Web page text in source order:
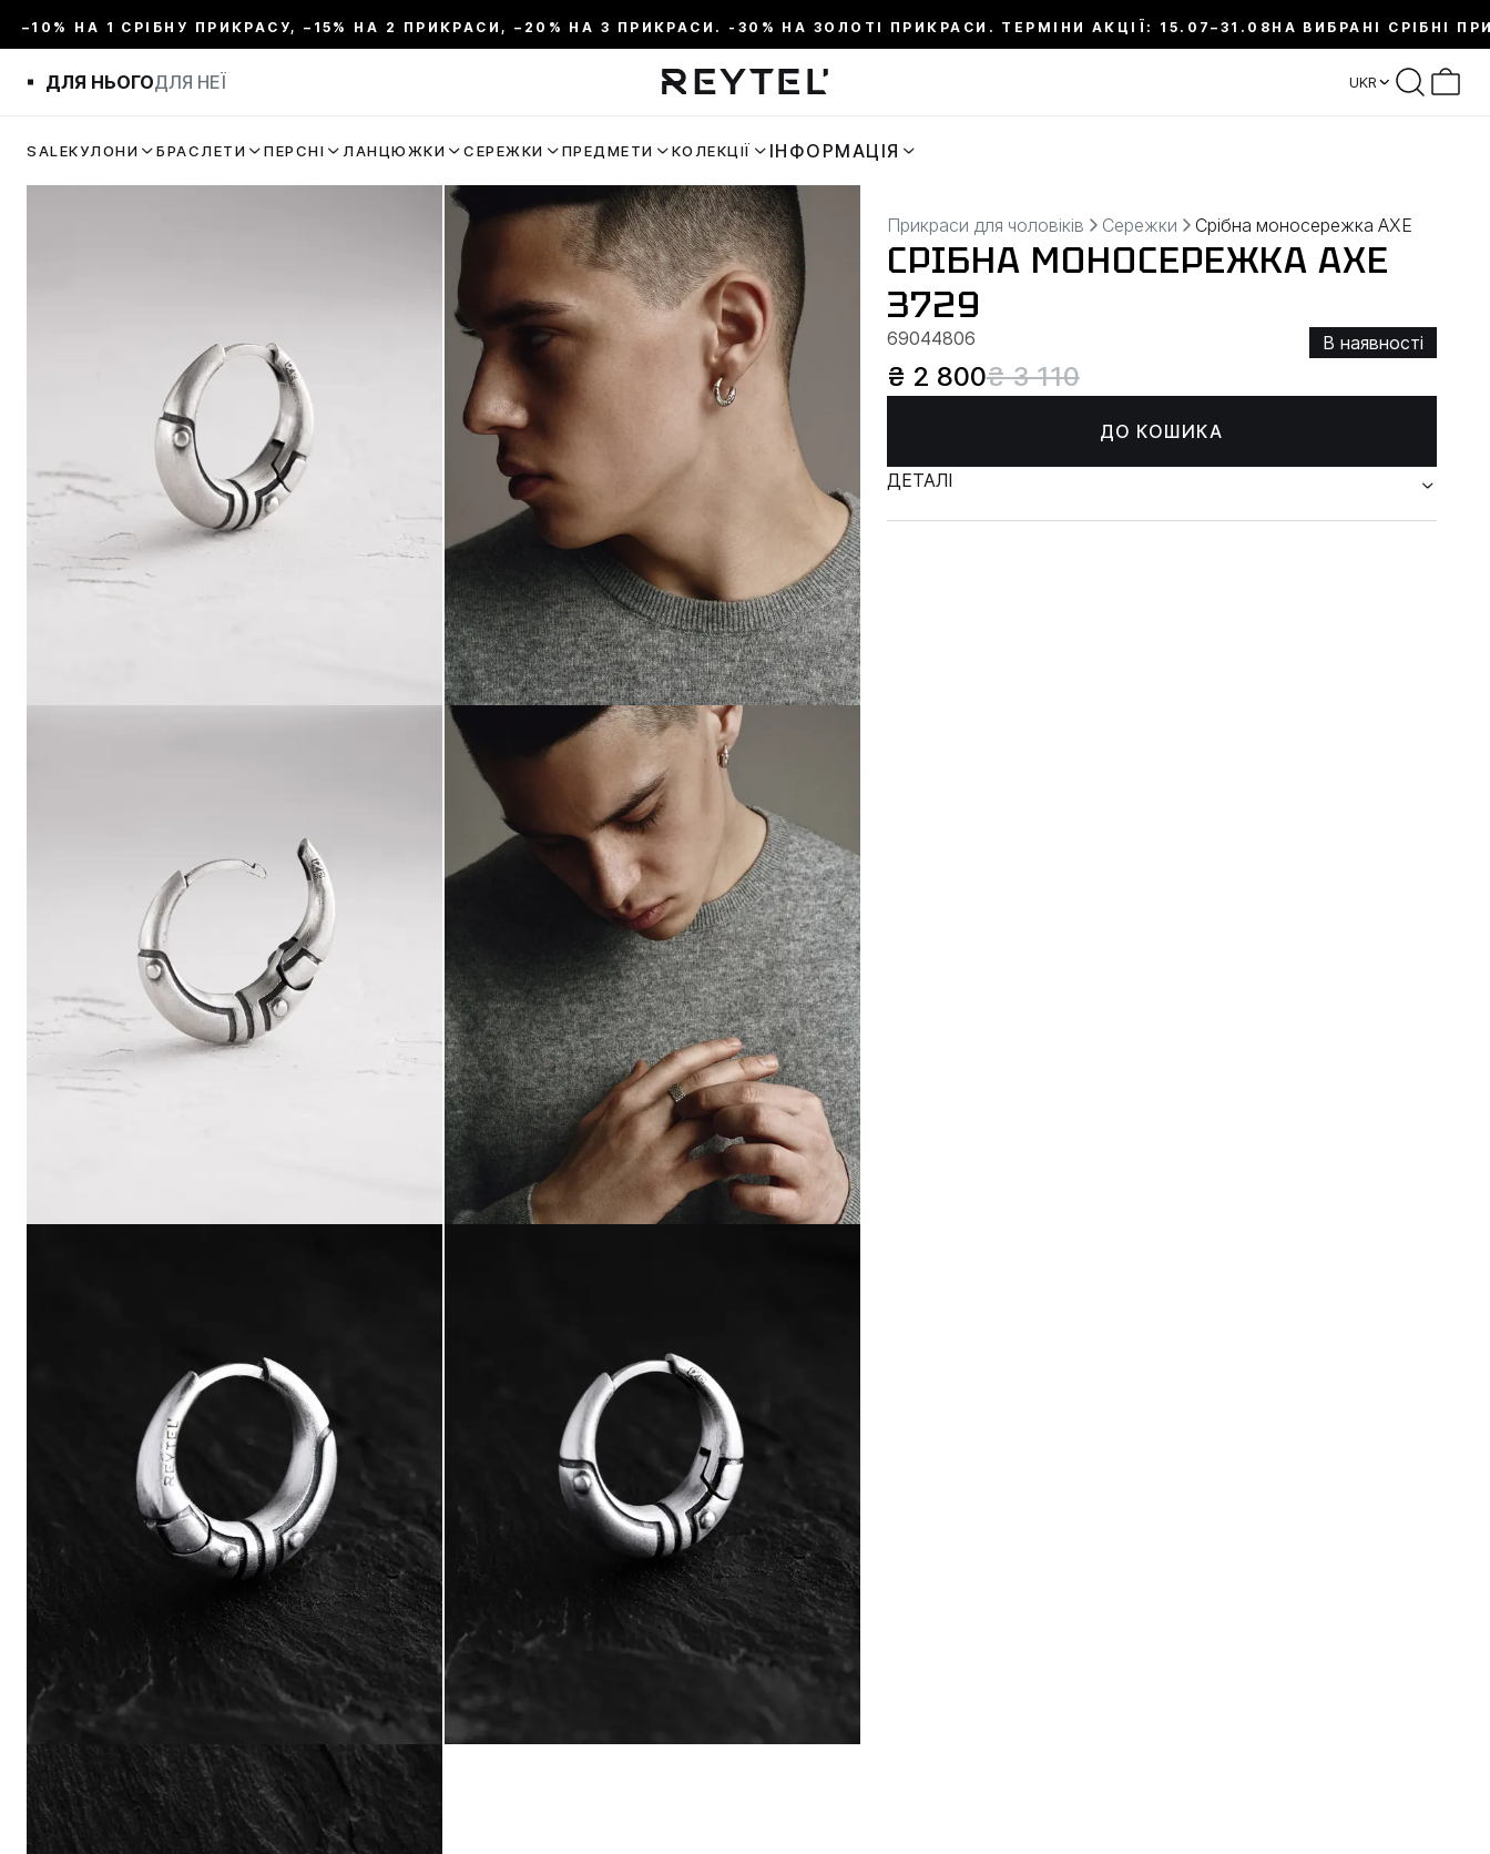
–10% НА 1 СРІБНУ ПРИКРАСУ, –15% НА 2 ПРИКРАСИ, –20% НА 3 ПРИКРАСИ. -30% НА ЗОЛОТІ ПРИКРАСИ. ТЕРМІНИ АКЦІЇ: 15.07–31.08 НА ВИБРАНІ СРІБНІ
ДЛЯ НЬОГОДЛЯ НЕЇ UKR
SALEКУЛОНИ БРАСЛЕТИ ПЕРСНІ ЛАНЦЮЖКИ СЕРЕЖКИ ПРЕДМЕТИ КОЛЕКЦІЇ ІНФОРМАЦІЯ
Прикраси для чоловіків Сережки Срібна моносережка AXE
СРІБНА МОНОСЕРЕЖКА AXE
3729
69044806 В наявності
₴ 2 800₴ 3 110
ДО КОШИКА
ДЕТАЛІ